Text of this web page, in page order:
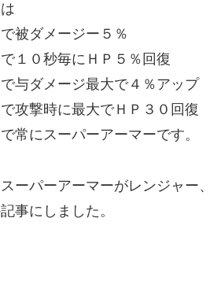
被ダメージー５％
１０秒毎にＨＰ５％回復
与ダメージ最大で４％アップ
攻撃時に最大でＨＰ３０回復
常にスーパーアーマーです。
ーパーアーマーがレンジャー
事にしました。